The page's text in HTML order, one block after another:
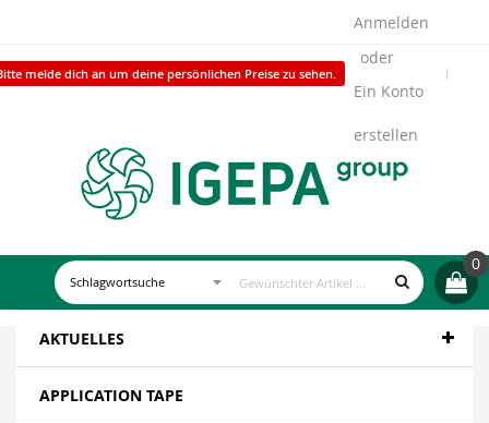
melde dich an um deine persönlichen Preise zu sehen.
Anmelden
Ein Konto
erstellen
0
AKTUELLES
APPLICATION TAPE